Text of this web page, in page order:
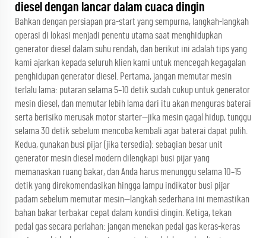
diesel dengan lancar dalam cuaca dingin
Bahkan dengan persiapan pra-start yang sempurna, langkah-langkah
operasi di lokasi menjadi penentu utama saat menghidupkan
generator diesel dalam suhu rendah, dan berikut ini adalah tips yang
kami ajarkan kepada seluruh klien kami untuk mencegah kegagalan
penghidupan generator diesel. Pertama, jangan memutar mesin
terlalu lama: putaran selama 5–10 detik sudah cukup untuk generator
mesin diesel, dan memutar lebih lama dari itu akan menguras baterai
serta berisiko merusak motor starter—jika mesin gagal hidup, tunggu
selama 30 detik sebelum mencoba kembali agar baterai dapat pulih.
Kedua, gunakan busi pijar (jika tersedia): sebagian besar unit
generator mesin diesel modern dilengkapi busi pijar yang
memanaskan ruang bakar, dan Anda harus menunggu selama 10–15
detik yang direkomendasikan hingga lampu indikator busi pijar
padam sebelum memutar mesin—langkah sederhana ini memastikan
bahan bakar terbakar cepat dalam kondisi dingin. Ketiga, tekan
pedal gas secara perlahan: jangan menekan pedal gas keras-keras